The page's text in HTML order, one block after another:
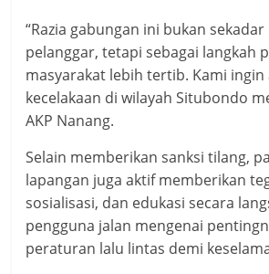
“Razia gabungan ini bukan
pelanggar, tetapi sebagai langkah
masyarakat lebih tertib. Kami ingin
kecelakaan di wilayah Situbondo
AKP Nanang.
Selain memberikan sanksi tilang,
lapangan juga aktif memberikan
sosialisasi, dan edukasi secara
pengguna jalan mengenai
peraturan lalu lintas demi